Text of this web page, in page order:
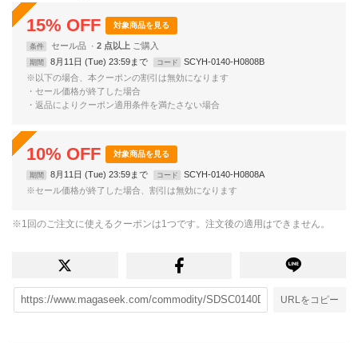
15% OFF 対象商品を見る
条件 セール品 2 点以上
期間 8月11日 (Tue) 23:59まで コード
SCYH-0140-H0808B
※以下の場合、本クーポンの割引は無効になります
・セール価格が終了した場合
・返品によりクーポン適用条件を満たさない場合
10% OFF 対象商品を見る
期間 8月11日 (Tue) 23:59まで コード
SCYH-0140-H0808A
※セール価格が終了した場合、割引は無効になります
※1回のご注文に使えるクーポンは1つです。注文後の適用はできません。
URLをコピー